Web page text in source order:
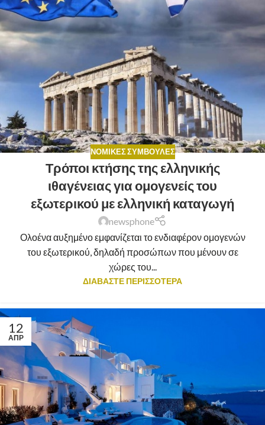
ΝΟΜΙΚΈΣ ΣΥΜΒΟΥΛΈΣ
Τρόποι κτήσης της ελληνικής
ιθαγένειας για ομογενείς του
εξωτερικού με ελληνική καταγωγή
newsphone
Ολοένα αυξημένο εμφανίζεται το ενδιαφέρον ομογενών
του εξωτερικού, δηλαδή προσώπων που μένουν σε
χώρες του...
ΔΙΑΒΑΣΤΕ ΠΕΡΙΣΣΟΤΕΡΑ
12
ΑΠΡ